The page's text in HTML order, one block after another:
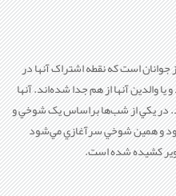
است که نقطه اشتراک آنها در
والدين آنها از هم جدا شده‌اند. آنها
در يکي از شب‌ها براساس يک شوخي و
و همين شوخي سرآغازي مي‌شود
کشيده شده است.